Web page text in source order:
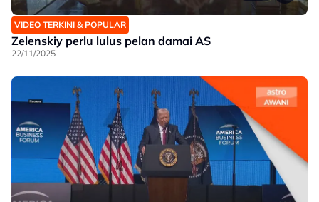
VIDEO TERKINI & POPULAR
Zelenskiy perlu lulus pelan damai AS
22/11/2025